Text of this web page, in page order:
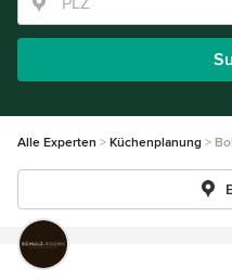
Alle Experten Küchenplanung